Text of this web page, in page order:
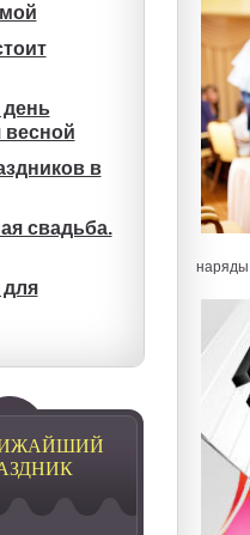
весной
в
свадьба.
для
наряды